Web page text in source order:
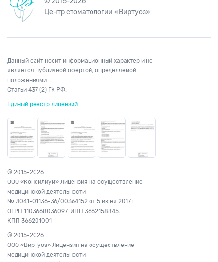
Центр стоматологии «Виртуоз»
Данный сайт носит информационный характер и не
является публичной офертой, определяемой
положениями
Статьи 437 (2) ГК РФ.
Единый реестр лицензий
© 2015-2026
ООО «Консилиум» Лицензия на осуществление
медицинской деятельности
№ Л041-01136-36/00364152 от 5 июня 2017 г.
ОГРН 1103668036097, ИНН 3662158845,
КПП 366201001
© 2015-2026
ООО «Виртуоз» Лицензия на осуществление
медицинской деятельности